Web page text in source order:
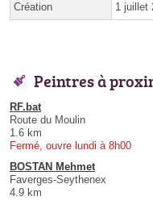
Création 1 juillet
Peintres à
RF.bat
Route du Moulin
1.6 km
Fermé, ouvre lundi à 8h00
BOSTAN Mehmet
Faverges-Seythenex
4.9 km